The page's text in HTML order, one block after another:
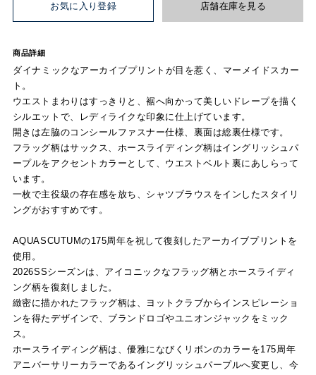
お気に入り登録 店舗在庫を見る
商品詳細
ダイナミックなアーカイブプリントが目を惹く、マーメイドスカー
ト。
ウエストまわりはすっきりと、裾へ向かって美しいドレープを描く
シルエットで、レディライクな印象に仕上げています。
開きは左脇のコンシールファスナー仕様、裏面は総裏仕様です。
フラッグ柄はサックス、ホースライディング柄はイングリッシュパ
ープルをアクセントカラーとして、ウエストベルト裏にあしらって
います。
一枚で主役級の存在感を放ち、シャツブラウスをインしたスタイリ
ングがおすすめです。
AQUASCUTUMの175周年を祝して復刻したアーカイブプリントを
使用。
2026SSシーズンは、アイコニックなフラッグ柄とホースライディ
ング柄を復刻しました。
緻密に描かれたフラッグ柄は、ヨットクラブからインスピレーショ
ンを得たデザインで、ブランドロゴやユニオンジャックをミック
ス。
ホースライディング柄は、優雅になびくリボンのカラーを175周年
アニバーサリーカラーであるイングリッシュパープルへ変更し、今